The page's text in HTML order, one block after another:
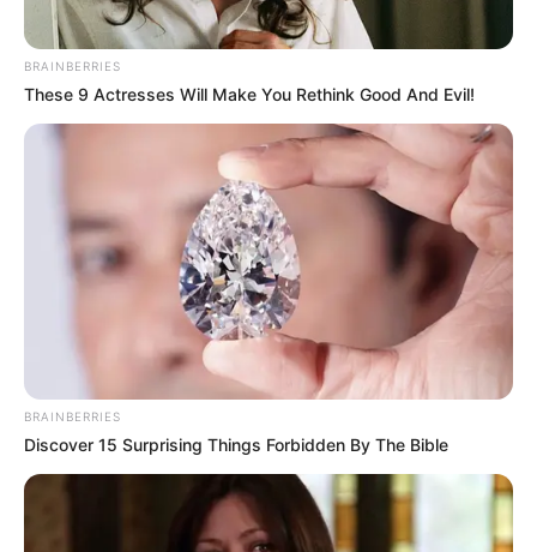
BRAINBERRIES
These 9 Actresses Will Make You Rethink Good And Evil!
BRAINBERRIES
Discover 15 Surprising Things Forbidden By The Bible